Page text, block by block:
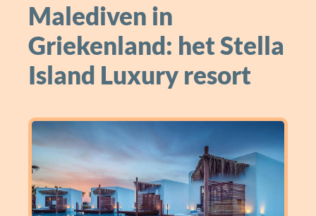
Malediven in
Griekenland: het Stella
Island Luxury resort